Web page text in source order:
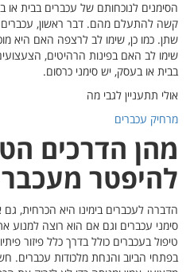
מאוד
וריח של
זנב.
אפשרי
בעסק שלו
איתם.